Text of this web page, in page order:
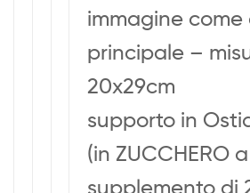
immagine
principale –
20x29cm
supporto in
(in ZUCCHERO
supplemento di